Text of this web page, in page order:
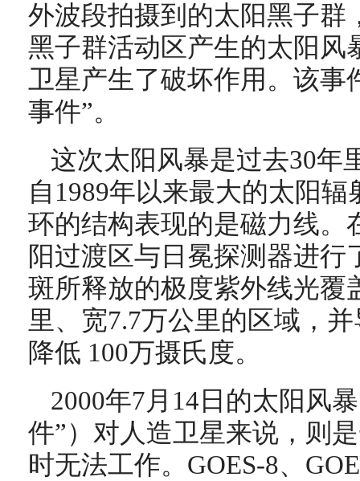
外波段拍摄到的太阳黑子群
黑子群活动区产生的太阳风
卫星产生了破坏作用。该事
事件”。
这次太阳风暴是过去30年
自1989年以来最大的太阳
环的结构表现的是磁力线。
阳过渡区与日冕探测器进
斑所释放的极度紫外线光覆
里、宽7.7万公里的区域，
降低 100万摄氏度。
2000年7月14日的太阳风
件”）对人造卫星来说，则
时无法工作。GOES-8、